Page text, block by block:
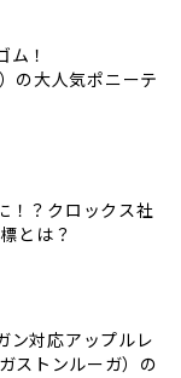
！
の大人気ポニーテ
！？クロックス社
とは？
ン対応アップルレ
ストンルーガ）の